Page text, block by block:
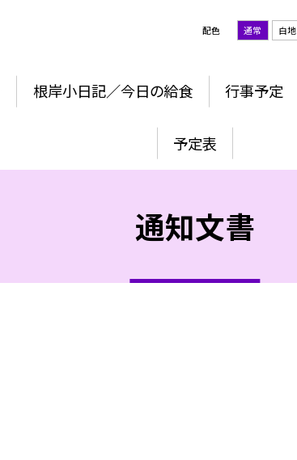
配色 通常 白地
根岸小日記／今日の給食 行事予定
予定表
通知文書